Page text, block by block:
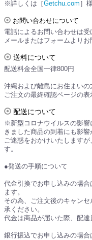
※詳しくは［Getchu.com ］
お問い合わせについて
電話によるお問い合わせは受
メールまたはフォームよりお
送料について
配送料金全国一律800円
沖縄および離島にお住まいの
ご注文の最終確認ページの表
配送について
※新型コロナウイルスの影響
きました商品の到着にも影響
ご迷惑をおかけいたします
す。
●発送の手順について
代金引換でお申し込みの場
ます。
その為、ご注文後のキャン
承ください。
代金は商品が届いた際、配達
銀行振込でお申し込みの場